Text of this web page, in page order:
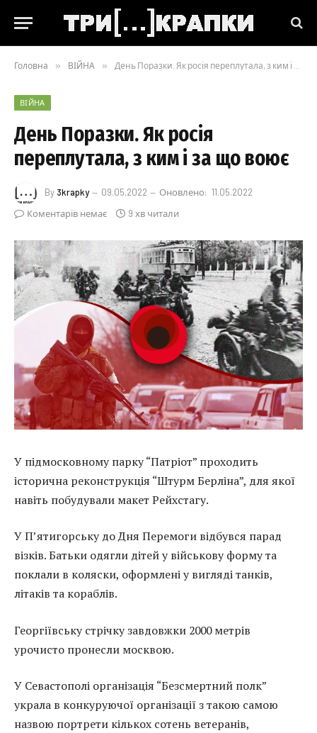
Головна » ВІЙНА » День Поразки. Як росія переплутала, з ким і за що воює
ВІЙНА
День Поразки. Як росія
переплутала, з ким і за що воює
By 3krapky 09.05.2022 Оновлено: 11.05.2022
Коментарів немає
9 хв читали
У підмосковному парку “Патріот” проходить
історична реконструкція “Штурм Берліна”, для якої
навіть побудували макет Рейхстагу.
У П’ятигорську до Дня Перемоги відбувся парад
візків. Батьки одягли дітей у військову форму та
поклали в коляски, оформлені у вигляді танків,
літаків та кораблів.
Георгіївську стрічку завдовжки 2000 метрів
урочисто пронесли москвою.
У Севастополі організація “Безсмертний полк”
украла в конкуруючої організації з такою самою
назвою портрети кількох сотень ветеранів,